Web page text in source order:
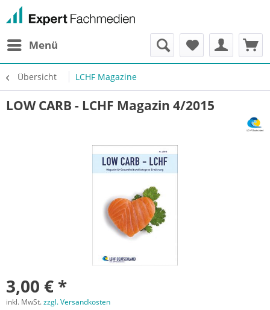
Menü
Übersicht LCHF Magazine
LOW CARB - LCHF Magazin 4/2015
3,00 € *
inkl. MwSt.zzgl. Versandkosten